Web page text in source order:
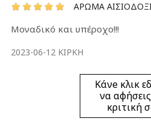
ΑΡΩΜΑ
Μοναδικό και υπέροχο!!!
2023-06-12 ΚΊΡΚΗ
Κάνe κλικ
να
κριτική